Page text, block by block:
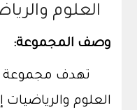
العلوم
وصف المجموعة:
تهدف مجموعة
العلوم